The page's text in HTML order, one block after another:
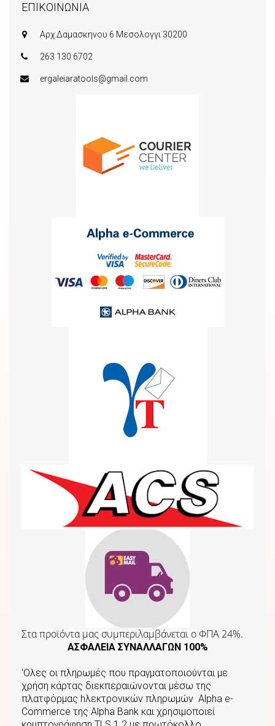
ΕΠΙΚΟΙΝΩΝΙΑ
Αρχ.Δαμασκηνου 6 Μεσολογγι 30200
263 130 6702
ergaleiaratools@gmail.com
Στα προϊόντα μας συμπεριλαμβάνεται o ΦΠΑ 24%.
ΑΣΦΑΛΕΙΑ ΣΥΝΑΛΛΑΓΩΝ 100%
'Ολες οι πληρωμές που πραγματοποιούνται με
χρήση κάρτας διεκπεραιώνονται μέσω της
πλατφόρμας hλεκτρονικών πληρωμών Αlpha e-
Commerce της Αlpha Bank και χρησιμοποιεί